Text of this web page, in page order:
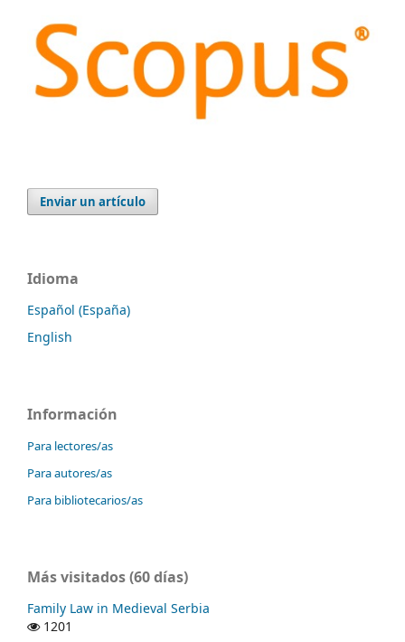
Enviar un artículo
Idioma
Español (España)
English
Información
Para lectores/as
Para autores/as
Para bibliotecarios/as
Más visitados (60 días)
Family Law in Medieval Serbia
1201